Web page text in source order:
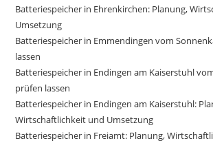
Batteriespeicher in Ehrenkirchen: Planung,
Umsetzung
Batteriespeicher in Emmendingen vom
lassen
Batteriespeicher in Endingen am Kaiserstuhl
prüfen lassen
Batteriespeicher in Endingen am Kaiserstuhl:
Wirtschaftlichkeit und Umsetzung
Batteriespeicher in Freiamt: Planung,